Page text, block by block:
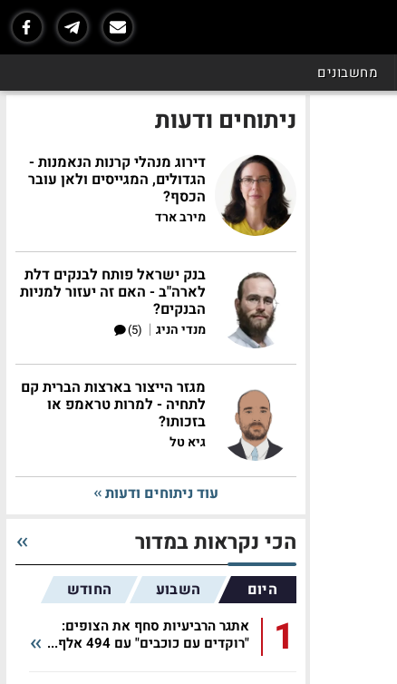
מחשבונים
ניתוחים ודעות
דירוג מנהלי קרנות הנאמנות -
הגדולים, המגייסים ולאן עובר
הכסף?
מירב ארד
בנק ישראל פותח לבנקים דלת
לארה"ב - האם זה יעזור למניות
הבנקים?
מנדי הניג |
(5)
מגזר הייצור בארצות הברית קם
לתחיה - למרות טראמפ או
בזכותו?
גיא טל
עוד ניתוחים ודעות
הכי נקראות במדור
היום השבוע החודש
1
אתגר הרביעיות סחף את הצופים:
"רוקדים עם כוכבים" עם 494 אלף...